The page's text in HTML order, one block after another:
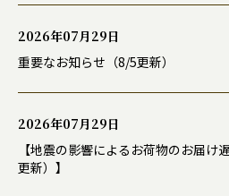
2026年07月29日
重要なお知らせ（8/5更新）
2026年07月29日
【地震の影響によるお荷物のお届け
更新）】